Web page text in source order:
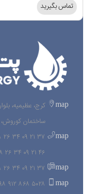
تماس بگیرید
map
کرج، عظیمیه،
ساختمان
map
۳۷ ۲۱ ۰۹ ۳۴ ۲۶ ۹۸+
۴۶ ۲۱ ۰۹ ۳۴ ۲۶ ۹۸+
map ۳۷ ۲۱ ۰۹ ۳۴ ۲۶ ۹۸+
map
۵۰۲۸ ۸۶۸ ۹۱۲ ۹۸+